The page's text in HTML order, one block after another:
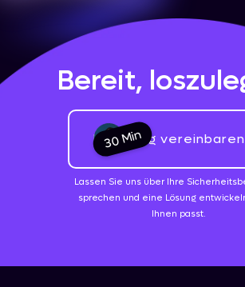
Bereit,
Beratung vereinbaren
30 Min
Lassen Sie uns über Ihre
sprechen und eine Lösung
Ihnen passt.